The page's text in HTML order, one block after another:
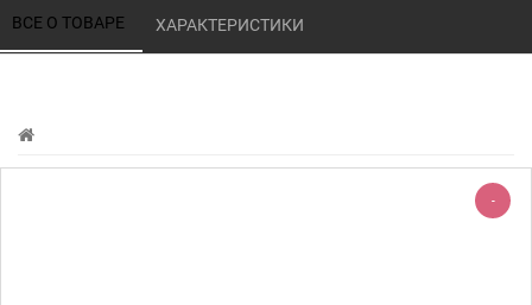
ВСЕ О ТОВАРЕ ХАРАКТЕРИСТИКИ
-